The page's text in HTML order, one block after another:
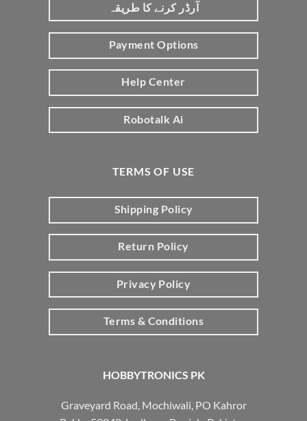
HOBBYTRONICS PK
Graveyard Road, Mochiwali, PO Kahror
آرڈر کرنے کا طریقہ
Payment Options
Help Center
Robotalk Ai
TERMS OF USE
Shipping Policy
Return Policy
Privacy Policy
Terms & Conditions